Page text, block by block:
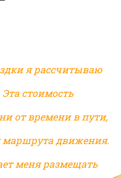
я рассчитываю
стоимость
от времени в пути,
маршрута движения.
меня размещать